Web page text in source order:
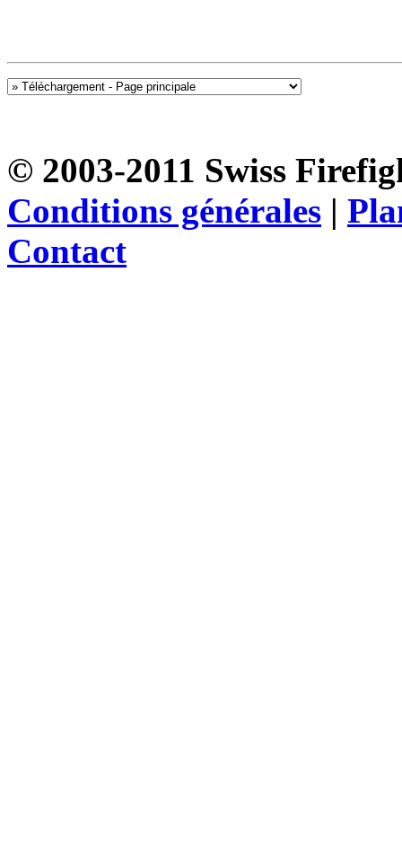
© 2003-2011 Swiss
Conditions générales |
Contact